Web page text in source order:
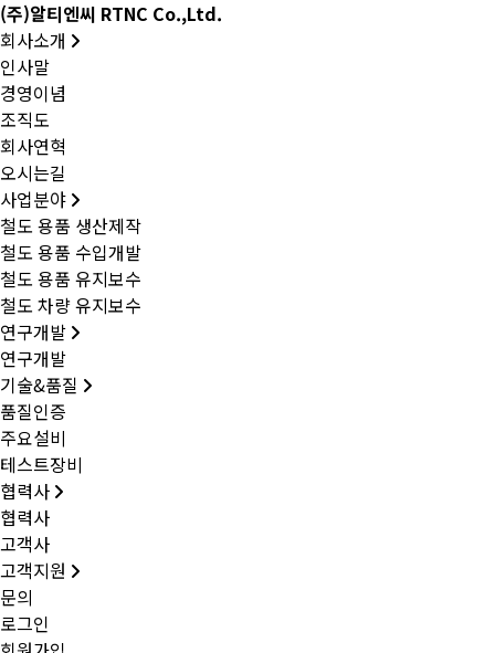
(주)알티엔씨 RTNC Co.,Ltd.
회사소개
인사말
경영이념
조직도
회사연혁
오시는길
사업분야
철도 용품 생산제작
철도 용품 수입개발
철도 용품 유지보수
철도 차량 유지보수
연구개발
연구개발
기술&품질
품질인증
주요설비
테스트장비
협력사
협력사
고객사
고객지원
문의
로그인